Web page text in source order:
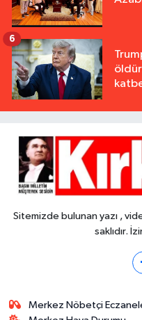
6
Sitemizde bulunan yazı ,
saklıdır.
Merkez Nöbetçi